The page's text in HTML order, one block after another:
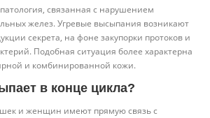
связанная с нарушением
желез. Угревые высыпания возникают
секрета, на фоне закупорки протоков и
Подобная ситуация более характерна
и комбинированной кожи.
в конце цикла?
и женщин имеют прямую связь с